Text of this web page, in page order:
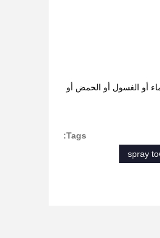
أو الغسول أو الحمض أو
Tags:
spray